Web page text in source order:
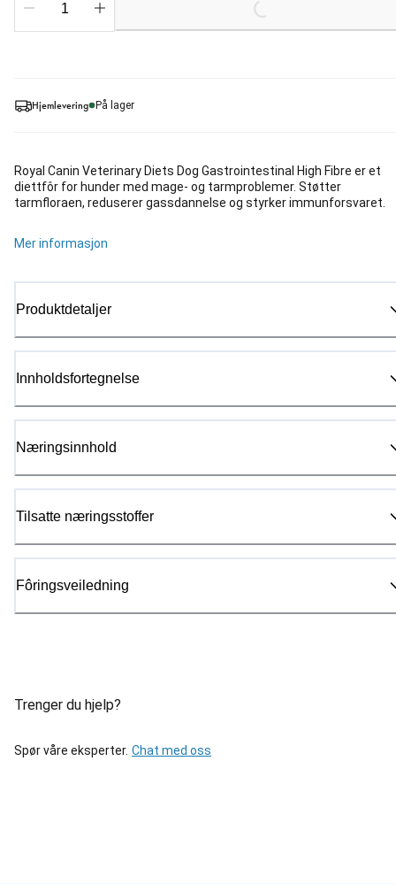
Hjemlevering På lager
Royal Canin Veterinary Diets Dog Gastrointestinal High Fibre er et
diettfôr for hunder med mage- og tarmproblemer. Støtter
tarmfloraen, reduserer gassdannelse og styrker immunforsvaret.
Mer informasjon
Produktdetaljer
Innholdsfortegnelse
Næringsinnhold
Tilsatte næringsstoffer
Fôringsveiledning
Trenger du hjelp?
Spør våre eksperter. Chat med oss
Loading...